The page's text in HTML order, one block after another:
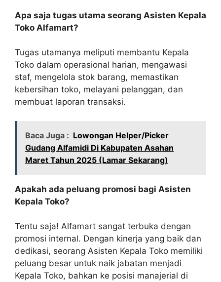
Apa saja tugas utama seorang Asisten Kepala
Toko Alfamart?
Tugas utamanya meliputi membantu Kepala
Toko dalam operasional harian, mengawasi
staf, mengelola stok barang, memastikan
kebersihan toko, melayani pelanggan, dan
membuat laporan transaksi.
Baca Juga : Lowongan Helper/Picker
Gudang Alfamidi Di Kabupaten Asahan
Maret Tahun 2025 (Lamar Sekarang)
Apakah ada peluang promosi bagi Asisten
Kepala Toko?
Tentu saja! Alfamart sangat terbuka dengan
promosi internal. Dengan kinerja yang baik dan
dedikasi, seorang Asisten Kepala Toko memiliki
peluang besar untuk naik jabatan menjadi
Kepala Toko, bahkan ke posisi manajerial di